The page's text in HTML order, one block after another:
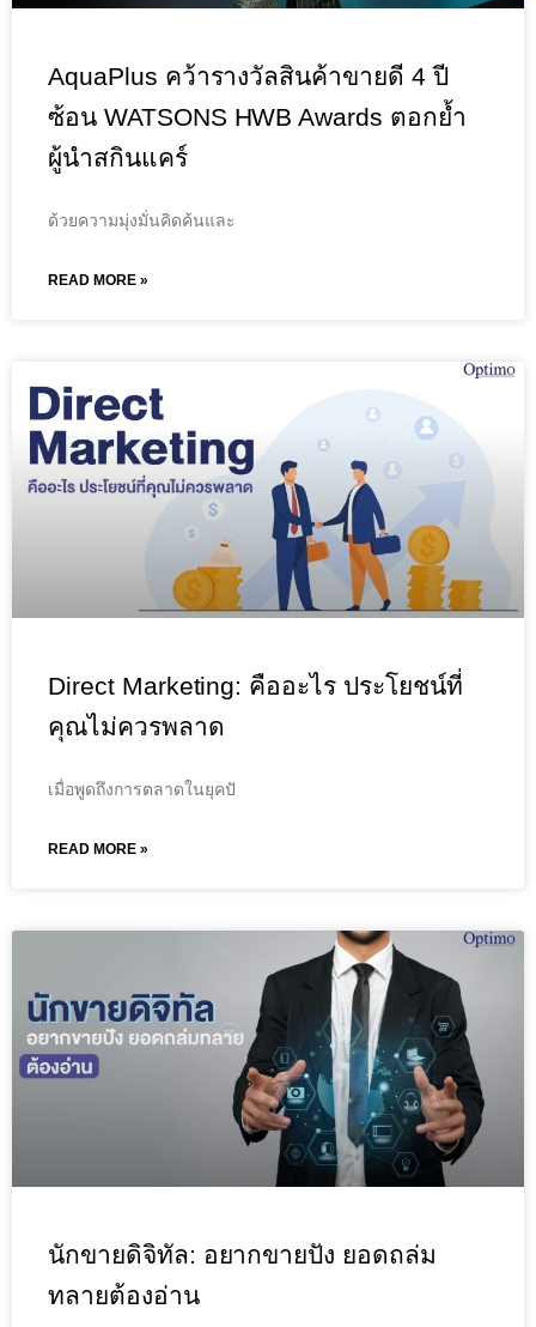
AquaPlus คว้ารางวัลสินค้าขายดี 4 ปี
ซ้อน WATSONS HWB Awards ตอกย้ำ
ผู้นำสกินแคร์
ด้วยความมุ่งมั่นคิดค้นและ
READ MORE »
Direct Marketing: คืออะไร ประโยชน์ที่
คุณไม่ควรพลาด
เมื่อพูดถึงการตลาดในยุคปั
READ MORE »
นักขายดิจิทัล: อยากขายปัง ยอดถล่ม
ทลายต้องอ่าน